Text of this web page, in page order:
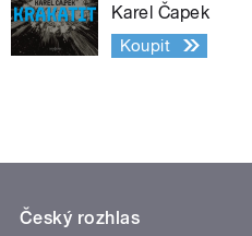
Karel Čapek
Koupit
Český rozhlas